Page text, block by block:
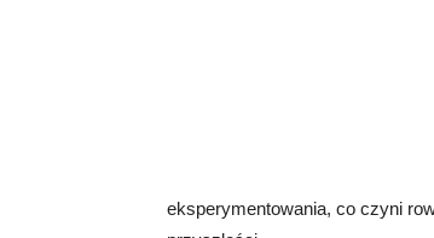
eksperymentowania, co czyni